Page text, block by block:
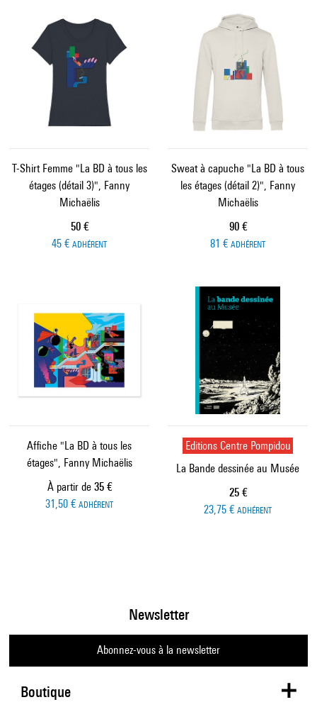
T-Shirt Femme "La BD à tous les
étages (détail 3)", Fanny
Michaëlis
Prix ​​actuel
50 €
45 € ADHÉRENT
Sweat à capuche "La BD à tous
les étages (détail 2)", Fanny
Michaëlis
Prix ​​actuel
90 €
81 € ADHÉRENT
Affiche "La BD à tous les
étages", Fanny Michaëlis
À partir de Prix ​​actuel
35 €
31,50 € ADHÉRENT
Editions Centre Pompidou
La Bande dessinée au Musée
Prix ​​actuel
25 €
23,75 € ADHÉRENT
Boutique
Newsletter
Abonnez-vous à la newsletter